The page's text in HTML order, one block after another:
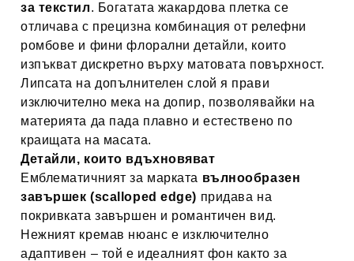
за текстил. Богатата жакардова плетка се
отличава с прецизна комбинация от релефни
ромбове и фини флорални детайли, които
изпъкват дискретно върху матовата повърхност.
Липсата на допълнителен слой я прави
изключително мека на допир, позволявайки на
материята да пада плавно и естествено по
краищата на масата.
Детайли, които вдъхновяват
Емблематичният за марката вълнообразен
завършек (scalloped edge) придава на
покривката завършен и романтичен вид.
Нежният кремав нюанс е изключително
адаптивен – той е идеалният фон както за